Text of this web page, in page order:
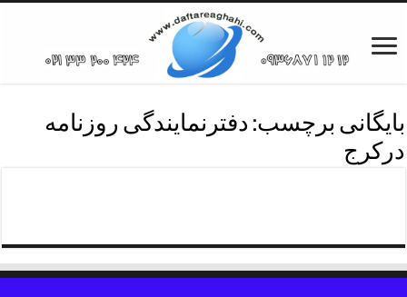
بایگانی برچسب: دفترنمایندگی روزنامه
درکرج